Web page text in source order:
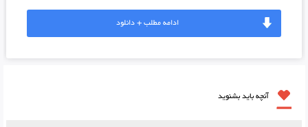
ادامه مطلب + دانلود
آنچه باید بشنوید